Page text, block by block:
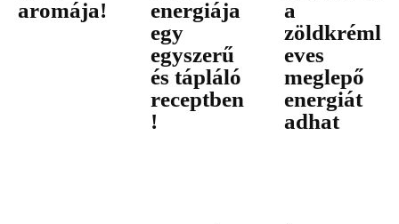
aromája!
energiája
egy
egyszerű
és tápláló
receptben
!
a
zöldkréml
eves
meglepő
energiát
adhat